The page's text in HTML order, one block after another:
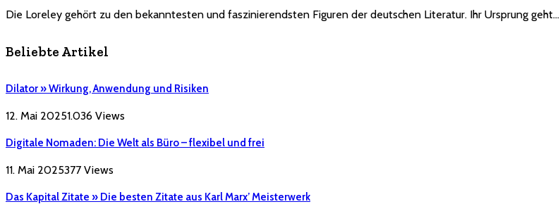
Die Loreley gehört zu den bekanntesten und faszinierendsten Figuren der deutschen Literatur. Ihr Ursprung geht…
Beliebte Artikel
Dilator » Wirkung, Anwendung und Risiken
12. Mai 20251.036 Views
Digitale Nomaden: Die Welt als Büro – flexibel und frei
11. Mai 2025377 Views
Das Kapital Zitate » Die besten Zitate aus Karl Marx’ Meisterwerk